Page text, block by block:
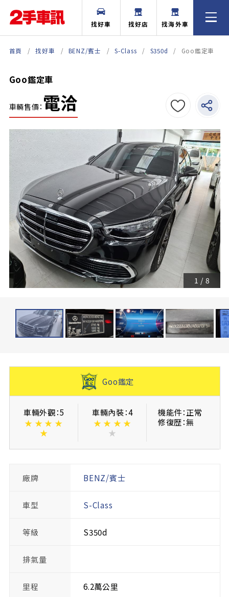
找好車 找好店 找海外車
首頁 找好車 BENZ/賓士 S-Class S350d Goo鑑定車
Goo鑑定車
車輛售價： 電洽
1 / 8
Goo鑑定
車輛外觀：5
★ ★ ★ ★
★
車輛內裝：4
★ ★ ★ ★
★
機能件：正常
修復歴：無
廠牌 BENZ/賓士
車型 S-Class
等級 S350d
排氣量
里程 6.2萬公里